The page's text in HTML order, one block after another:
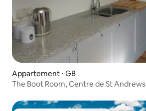
Appartement ⋅ GB
The Boot Room, Centre de St Andrews